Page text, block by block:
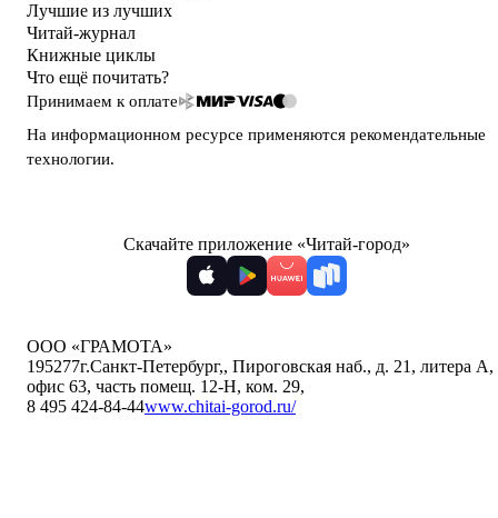
Лучшие из лучших
Читай-журнал
Книжные циклы
Что ещё почитать?
Принимаем к оплате
На информационном ресурсе применяются рекомендательные
технологии.
Скачайте приложение «Читай-город»
ООО «ГРАМОТА»
195277г.Санкт-Петербург,, Пироговская наб., д. 21, литера А,
офис 63, часть помещ. 12-Н, ком. 29,
8 495 424-84-44www.chitai-gorod.ru/